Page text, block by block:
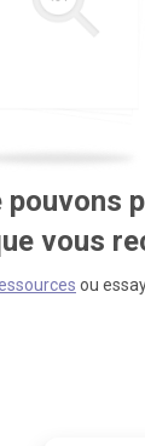
pouvons
vous
ou